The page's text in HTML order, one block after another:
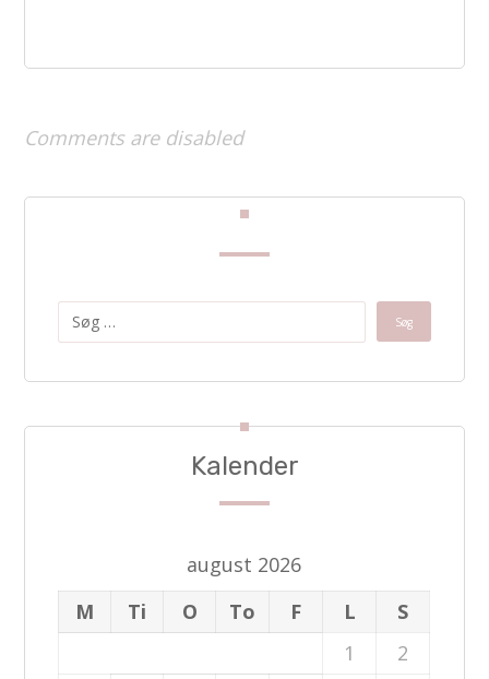
Comments are disabled
Kalender
august 2026
M
Ti O To F L
S
1
2